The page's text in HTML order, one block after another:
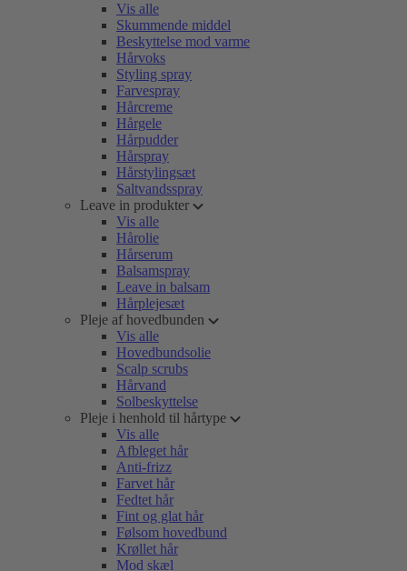
Vis alle
Skummende middel
Beskyttelse mod varme
Hårvoks
Styling spray
Farvespray
Hårcreme
Hårgele
Hårpudder
Hårspray
Hårstylingsæt
Saltvandsspray
Leave in produkter
Vis alle
Hårolie
Hårserum
Balsamspray
Leave in balsam
Hårplejesæt
Pleje af hovedbunden
Vis alle
Hovedbundsolie
Scalp scrubs
Hårvand
Solbeskyttelse
Pleje i henhold til hårtype
Vis alle
Afbleget hår
Anti-frizz
Farvet hår
Fedtet hår
Fint og glat hår
Følsom hovedbund
Krøllet hår
Mod skæl